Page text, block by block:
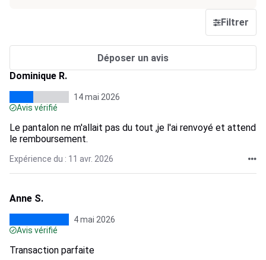
Filtrer
Déposer un avis
Dominique R.
14 mai 2026
Avis vérifié
Le pantalon ne m'allait pas du tout ,je l'ai renvoyé et attend
le remboursement.
Expérience du : 11 avr. 2026
Anne S.
4 mai 2026
Avis vérifié
Transaction parfaite